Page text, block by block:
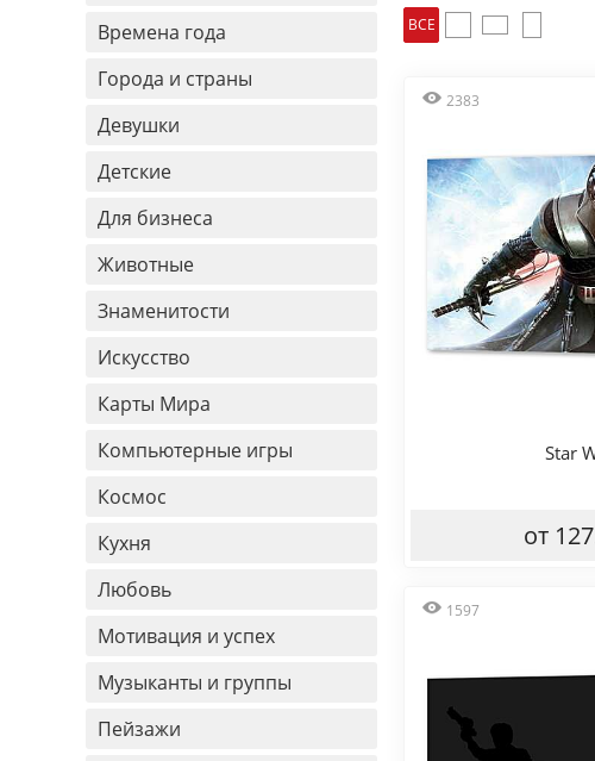
Времена года
Города и страны
Девушки
Детские
Для бизнеса
Животные
Знаменитости
Искусство
Карты Мира
Компьютерные игры
Космос
Кухня
Любовь
Мотивация и успех
Музыканты и группы
Пейзажи
ВСЕ
2383
Star
от
1597